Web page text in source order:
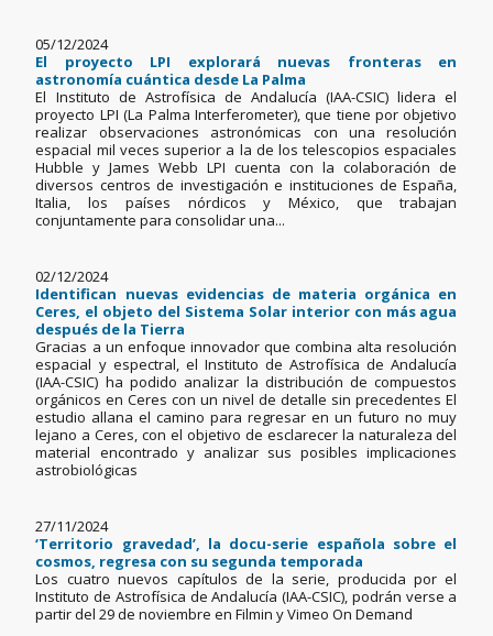
05/12/2024
El proyecto LPI explorará nuevas fronteras en
astronomía cuántica desde La Palma
El Instituto de Astrofísica de Andalucía (IAA-CSIC) lidera el
proyecto LPI (La Palma Interferometer), que tiene por objetivo
realizar observaciones astronómicas con una resolución
espacial mil veces superior a la de los telescopios espaciales
Hubble y James Webb LPI cuenta con la colaboración de
diversos centros de investigación e instituciones de España,
Italia, los países nórdicos y México, que trabajan
conjuntamente para consolidar una...
02/12/2024
Identifican nuevas evidencias de materia orgánica en
Ceres, el objeto del Sistema Solar interior con más agua
después de la Tierra
Gracias a un enfoque innovador que combina alta resolución
espacial y espectral, el Instituto de Astrofísica de Andalucía
(IAA-CSIC) ha podido analizar la distribución de compuestos
orgánicos en Ceres con un nivel de detalle sin precedentes El
estudio allana el camino para regresar en un futuro no muy
lejano a Ceres, con el objetivo de esclarecer la naturaleza del
material encontrado y analizar sus posibles implicaciones
astrobiológicas
27/11/2024
‘Territorio gravedad’, la docu-serie española sobre el
cosmos, regresa con su segunda temporada
Los cuatro nuevos capítulos de la serie, producida por el
Instituto de Astrofísica de Andalucía (IAA-CSIC), podrán verse a
partir del 29 de noviembre en Filmin y Vimeo On Demand